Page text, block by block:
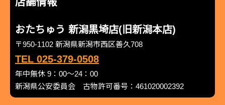
おたちゅう 新潟黒埼店(旧新潟本店)
〒950-1102 新潟県新潟市西区善久708
TEL 025-379-0508
年中無休 9：00～24：00
新潟県公安委員会 古物許可番号：461020002392